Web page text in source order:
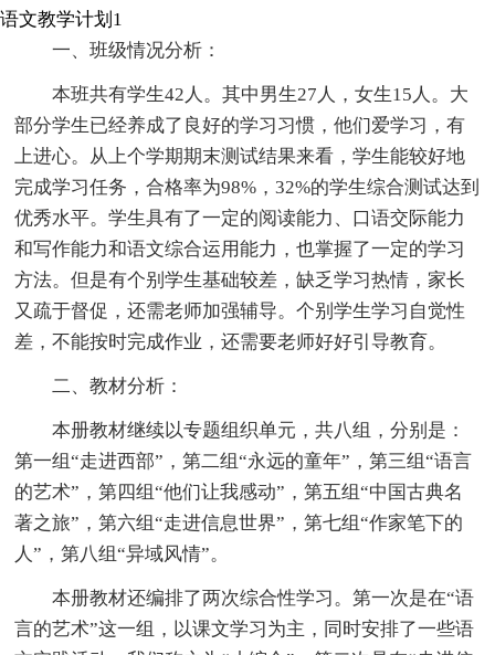
语文教学计划1
一、班级情况分析：
本班共有学生42人。其中男生27人，女生15人。大
部分学生已经养成了良好的学习习惯，他们爱学习，有
上进心。从上个学期期末测试结果来看，学生能较好地
完成学习任务，合格率为98%，32%的学生综合测试达到
优秀水平。学生具有了一定的阅读能力、口语交际能力
和写作能力和语文综合运用能力，也掌握了一定的学习
方法。但是有个别学生基础较差，缺乏学习热情，家长
又疏于督促，还需老师加强辅导。个别学生学习自觉性
差，不能按时完成作业，还需要老师好好引导教育。
二、教材分析：
本册教材继续以专题组织单元，共八组，分别是：
第一组“走进西部”，第二组“永远的童年”，第三组“语言
的艺术”，第四组“他们让我感动”，第五组“中国古典名
著之旅”，第六组“走进信息世界”，第七组“作家笔下的
人”，第八组“异域风情”。
本册教材还编排了两次综合性学习。第一次是在“语
言的艺术”这一组，以课文学习为主，同时安排了一些语